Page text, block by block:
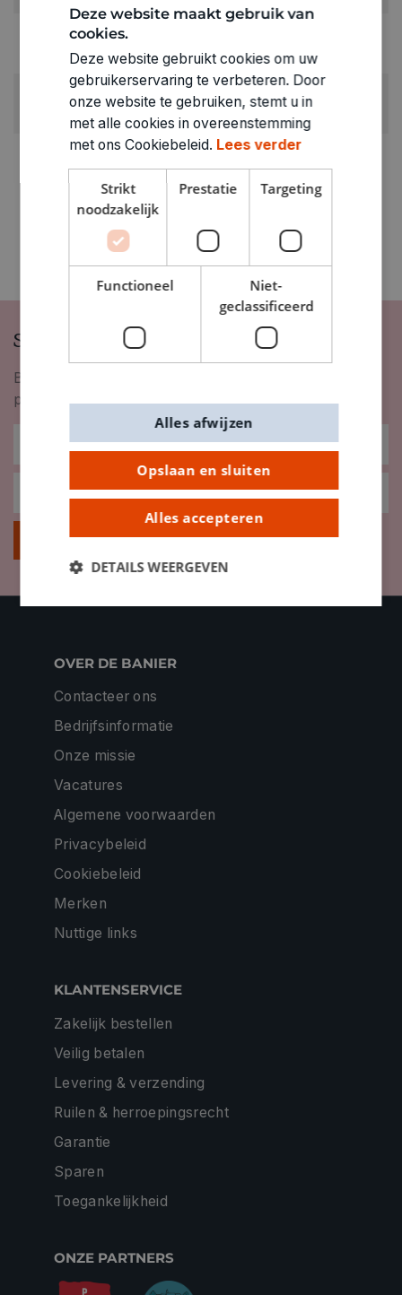
GEWICHT
0.044kg
ARTIKELNUMMER
Schrijf je in op onze nieuwsbrief
Blijf op de hoogte van nieuwigheden, inspiratie,
promoties en meer!
Inschrijven
OVER DE BANIER
Contacteer ons
Bedrijfsinformatie
Onze missie
Vacatures
Algemene voorwaarden
Privacybeleid
Cookiebeleid
Merken
Nuttige links
KLANTENSERVICE
Zakelijk bestellen
Veilig betalen
Levering & verzending
Ruilen & herroepingsrecht
Garantie
Sparen
Toegankelijkheid
ONZE PARTNERS
Deze website maakt gebruik van
cookies.
Deze website gebruikt cookies om uw
gebruikerservaring te verbeteren. Door
onze website te gebruiken, stemt u in
met alle cookies in overeenstemming
met ons Cookiebeleid. Lees verder
Strikt
noodzakelijk
Prestatie Targeting
Functioneel
Niet-
geclassificeerd
Opslaan en sluiten
Alles accepteren
Alles afwijzen
DETAILS WEERGEVEN